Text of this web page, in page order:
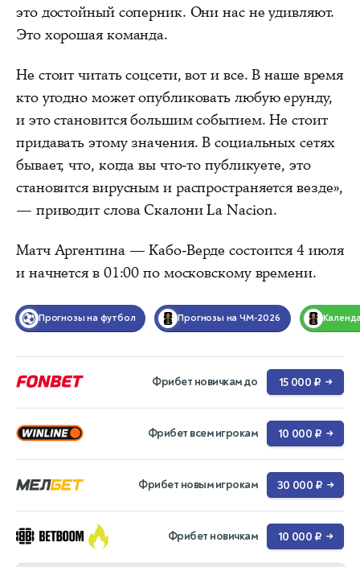
это достойный соперник. Они нас не удивляют.
Это хорошая команда.
Не стоит читать соцсети, вот и все. В наше время
кто угодно может опубликовать любую ерунду,
и это становится большим событием. Не стоит
придавать этому значения. В социальных сетях
бывает, что, когда вы что-то публикуете, это
становится вирусным и распространяется везде»,
— приводит слова Скалони La Nacion.
Матч Аргентина — Кабо-Верде состоится 4 июля
и начнется в 01:00 по московскому времени.
Прогнозы на футбол Прогнозы на ЧМ-2026
Фрибет новичкам до 15 000 ₽ →
Фрибет всем игрокам 10 000 ₽ →
Фрибет новым игрокам 30 000 ₽ →
Фрибет новичкам 10 000 ₽ →